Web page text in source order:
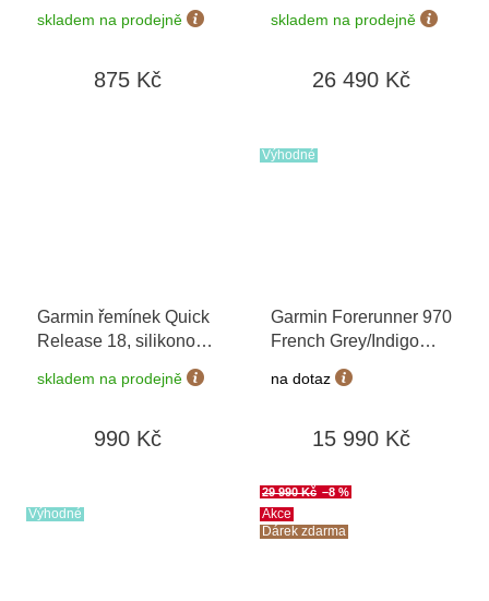
skladem na prodejně
875 Kč
Graphite/Black 010-
skladem na prodejně
26 490 Kč
Garmin řemínek Quick
Release 18, silikonový
béžový, zlatá přezka
skladem na prodejně
990 Kč
Výhodné
Garmin Forerunner 970
French Grey/Indigo
010-02969-12
možnost výměny do 90
na dotaz
15 990 Kč
Výhodné
Akce
Dárek zdarma
29 990 Kč –8 %